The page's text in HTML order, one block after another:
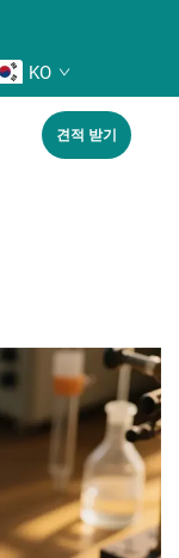
KO
견적 받기